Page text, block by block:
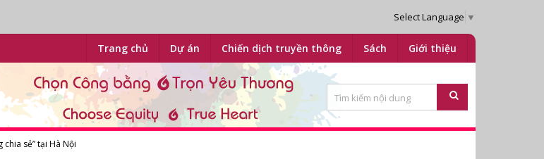
Select Language ▼
Trang chủ Dự án Chiến dịch truyền thông Sách Giới thiệu
chia sẻ” tại Hà Nội